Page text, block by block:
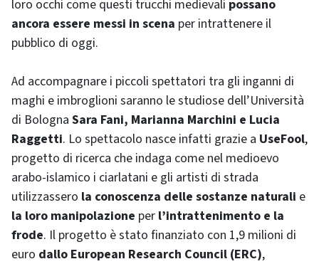
loro occhi come questi trucchi medievali possano
ancora essere messi in scena per intrattenere il
pubblico di oggi.
Ad accompagnare i piccoli spettatori tra gli inganni di
maghi e imbroglioni saranno le studiose dell’Università
di Bologna Sara Fani, Marianna Marchini e Lucia
Raggetti. Lo spettacolo nasce infatti grazie a UseFool,
progetto di ricerca che indaga come nel medioevo
arabo-islamico i ciarlatani e gli artisti di strada
utilizzassero la conoscenza delle sostanze naturali e
la loro manipolazione per l’intrattenimento e la
frode. Il progetto è stato finanziato con 1,9 milioni di
euro dallo European Research Council (ERC),